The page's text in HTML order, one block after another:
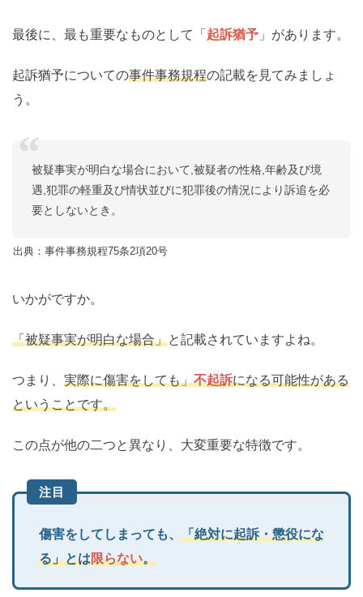
最後に、最も重要なものとして「 起訴猶予 」があります。
起訴猶予についての事件事務規程の記載を見てみましょ
う。
被疑事実が明白な場合において,被疑者の性格,年齢及び境
遇,犯罪の軽重及び情状並びに犯罪後の情況により訴追を必
要としないとき。
出典：事件事務規程75条2項20号
いかがですか。
「被疑事実が明白な場合」と記載されていますよね。
つまり、 実際に傷害をしても」不起訴になる可能性がある
ということです。
この点が他の二つと異なり、大変重要な特徴です。
注目
傷害をしてしまっても、 「絶対に起訴・懲役にな
る」とは限らない。